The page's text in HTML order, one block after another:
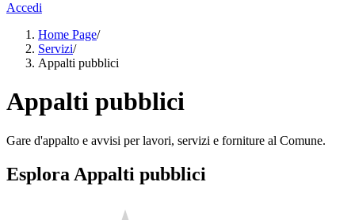
Accedi
Home Page/
Servizi/
Appalti pubblici
Appalti pubblici
Gare d'appalto e avvisi per lavori, servizi e forniture al Comune.
Esplora Appalti pubblici